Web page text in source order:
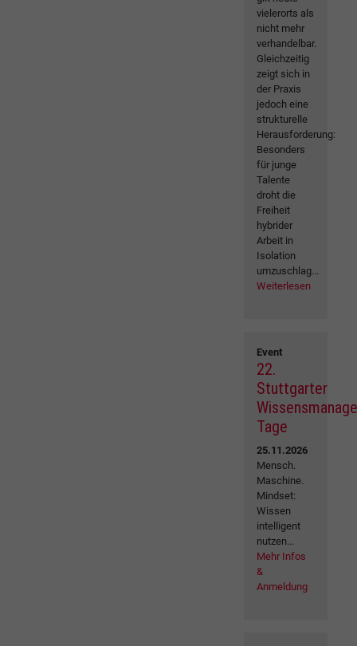
vielerorts als
nicht mehr
verhandelbar.
Gleichzeitig
zeigt sich in
der Praxis
jedoch eine
strukturelle
Herausforderung:
Besonders
für junge
Talente
droht die
Freiheit
hybrider
Arbeit in
Isolation
umzuschlag...
Weiterlesen
Event
22.
Stuttgarter
Tage
25.11.2026
Mensch.
Maschine.
Mindset:
Wissen
intelligent
nutzen...
Mehr Infos
&
Anmeldung